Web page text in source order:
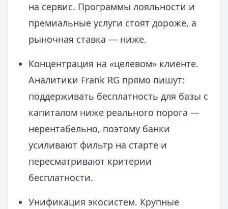
на сервис. Программы лояльности и
премиальные услуги стоят дороже, а
рыночная ставка — ниже.
Концентрация на «целевом» клиенте.
Аналитики Frank RG прямо пишут:
поддерживать бесплатность для базы с
капиталом ниже реального порога —
нерентабельно, поэтому банки
усиливают фильтр на старте и
пересматривают критерии
бесплатности.
Унификация экосистем. Крупные